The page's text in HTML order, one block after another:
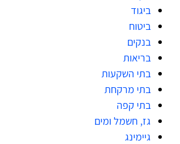
ביגוד
ביטוח
בנקים
בריאות
בתי השקעות
בתי מרקחת
בתי קפה
גז, חשמל ומים
גיימינג